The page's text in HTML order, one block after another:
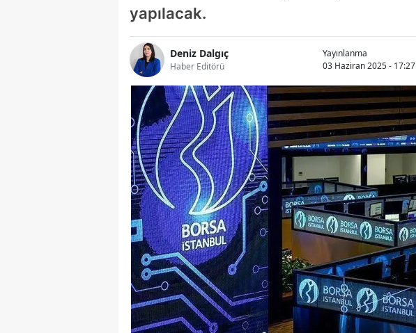
yapılacak.
Deniz Dalgıç
Haber Editörü
Yayınlanma
03 Haziran 2025 - 17:27